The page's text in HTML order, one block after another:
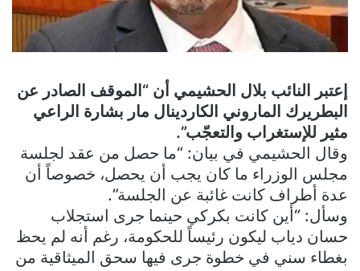
إعتبر النائب بلال الحشيمي أن “الموقف الصادر عن
البطريرك الماروني الكاردينال مار بشارة الراعي
مثير للإستغراب والتعجّب”.
وقال الحشيمي في بيان: “ما حصل من عقد لجلسة
مجلس الوزراء ما كان يجب أن يحصل، خصوصاً أن
عدة أطراف كانت غائبة عن الجلسة”.
وسأل: “أين كانت بكركي حينما جرى استجلاب
حسان دياب ليكون رئيساً للحكومة، رغم أنه لم يحظ
بغطاء سني في خطوة جرى فيها سحق الميثاقية من